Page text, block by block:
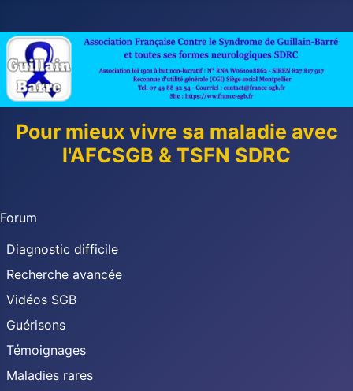
Pour mieux vivre sa maladie avec
l'AFCSGB & TSFN SDRC
Forum
Diagnostic difficile
Recherche avancée
Vidéos SGB
Guérisons
Témoignages
Maladies rares